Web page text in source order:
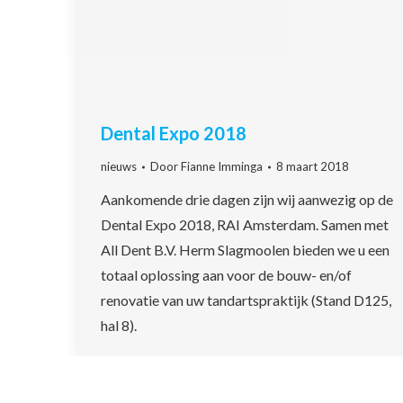
Dental Expo 2018
nieuws DoorFianne Imminga 8 maart 2018
Aankomende drie dagen zijn wij aanwezig op de
Dental Expo 2018, RAI Amsterdam. Samen met
All Dent B.V. Herm Slagmoolen bieden we u een
totaal oplossing aan voor de bouw- en/of
renovatie van uw tandartspraktijk (Stand D125,
hal 8).